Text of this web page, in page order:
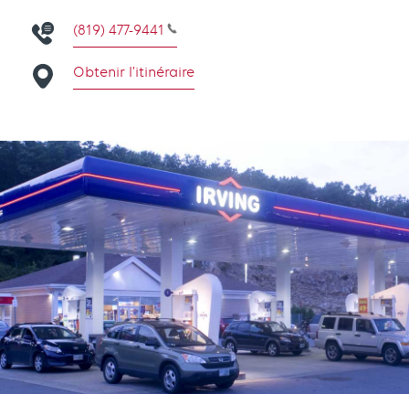
(819) 477-9441
Obtenir l’itinéraire